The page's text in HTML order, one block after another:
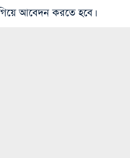
আবেদন করতে হবে।